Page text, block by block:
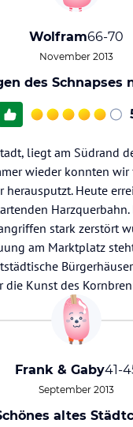
Wolfram66-70
November 2013
des Schnapses
liegt am Südrand
wieder konnten
Heute
stark zerstört
am Marktplatz
Kunst des
Frank & Gaby41-
September 2013
altes